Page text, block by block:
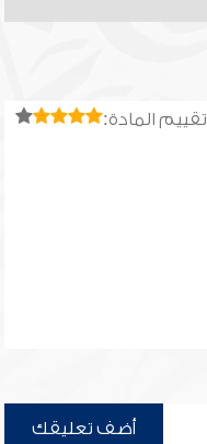
تقييم المادة:
أضف تعليقك